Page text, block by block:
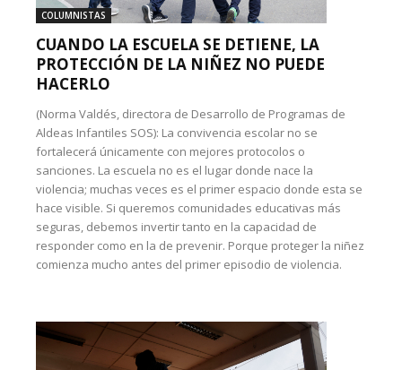
COLUMNISTAS
CUANDO LA ESCUELA SE DETIENE, LA
PROTECCIÓN DE LA NIÑEZ NO PUEDE
HACERLO
(Norma Valdés, directora de Desarrollo de Programas de
Aldeas Infantiles SOS): La convivencia escolar no se
fortalecerá únicamente con mejores protocolos o
sanciones. La escuela no es el lugar donde nace la
violencia; muchas veces es el primer espacio donde esta se
hace visible. Si queremos comunidades educativas más
seguras, debemos invertir tanto en la capacidad de
responder como en la de prevenir. Porque proteger la niñez
comienza mucho antes del primer episodio de violencia.